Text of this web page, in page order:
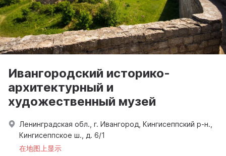
Ивангородский историко-
архитектурный и
художественный музей
Ленинградская обл., г. Ивангород, Кингисеппский р-н.,
Кингисеппское ш., д. 6/1
在地图上显示